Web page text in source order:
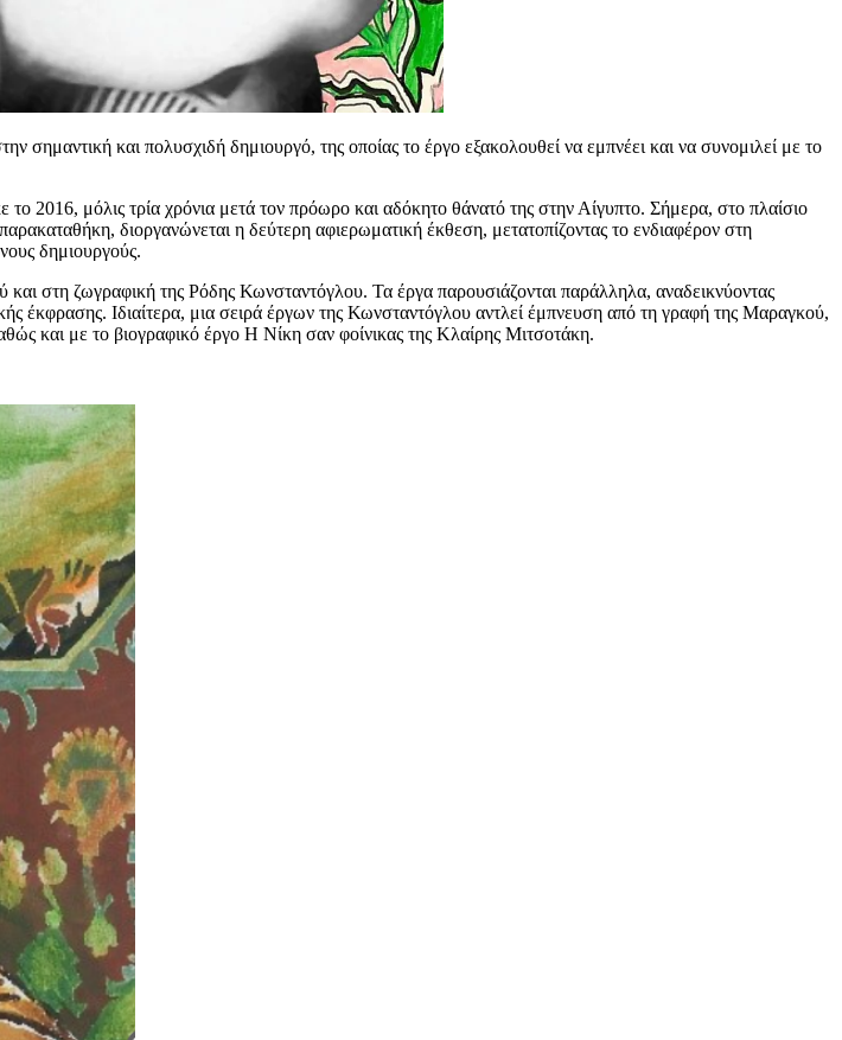
και πολυσχιδή δημιουργό, της οποίας το έργο εξακολουθεί να εμπνέει και να συνομιλεί με το
μόλις τρία χρόνια μετά τον πρόωρο και αδόκητο θάνατό της στην Αίγυπτο. Σήμερα, στο πλαίσιο
διοργανώνεται η δεύτερη αφιερωματική έκθεση, μετατοπίζοντας το ενδιαφέρον στη
δημιουργούς.
στη ζωγραφική της Ρόδης Κωνσταντόγλου. Τα έργα παρουσιάζονται παράλληλα, αναδεικνύοντας
έκφρασης. Ιδιαίτερα, μια σειρά έργων της Κωνσταντόγλου αντλεί έμπνευση από τη γραφή της Μαραγκού,
και με το βιογραφικό έργο Η Νίκη σαν φοίνικας της Κλαίρης Μιτσοτάκη.